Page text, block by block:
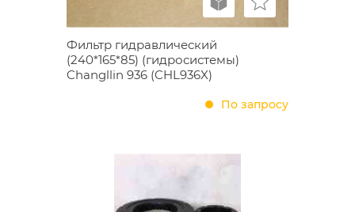
Фильтр гидравлический
(240*165*85) (гидросистемы)
Changllin 936 (CHL936X)
По запросу